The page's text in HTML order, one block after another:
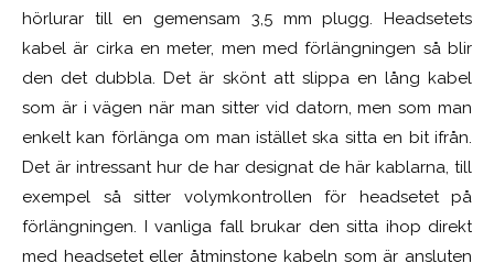
hörlurar till en gemensam 3,5 mm plugg. Headsetets
kabel är cirka en meter, men med förlängningen så blir
den det dubbla. Det är skönt att slippa en lång kabel
som är i vägen när man sitter vid datorn, men som man
enkelt kan förlänga om man istället ska sitta en bit ifrån.
Det är intressant hur de har designat de här kablarna, till
exempel så sitter volymkontrollen för headsetet på
förlängningen. I vanliga fall brukar den sitta ihop direkt
med headsetet eller åtminstone kabeln som är ansluten